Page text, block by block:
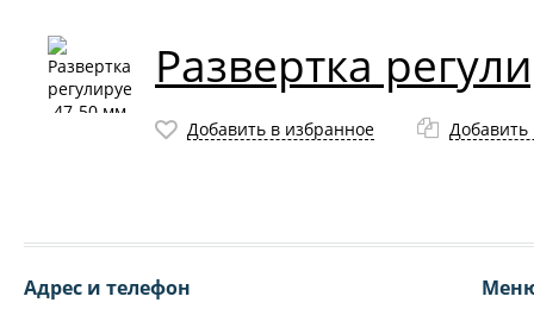
Развертка
Добавить в избранное Добавить
Адрес и телефон